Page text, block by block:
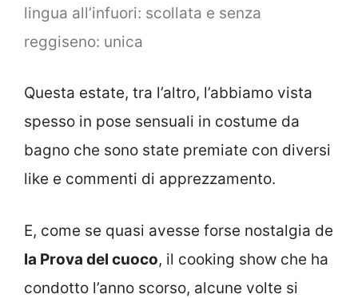
lingua all’infuori: scollata e senza
reggiseno: unica
Questa estate, tra l’altro, l’abbiamo vista
spesso in pose sensuali in costume da
bagno che sono state premiate con diversi
like e commenti di apprezzamento.
E, come se quasi avesse forse nostalgia de
la Prova del cuoco, il cooking show che ha
condotto l’anno scorso, alcune volte si